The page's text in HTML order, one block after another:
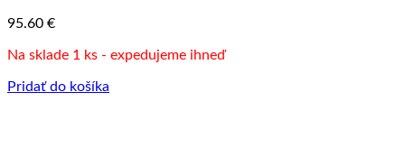
95.60 €
Na sklade 1 ks - expedujeme ihneď
Pridať do košíka